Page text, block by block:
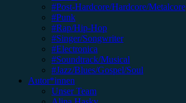
#Post-Hardcore/Hardcore/Metalcore
#Punk
#Rap/Hip-Hop
#Singer/Songwriter
#Electronica
#Soundtrack/Musical
#Jazz/Blues/Gospel/Soul
Autor*innen
Unser Team